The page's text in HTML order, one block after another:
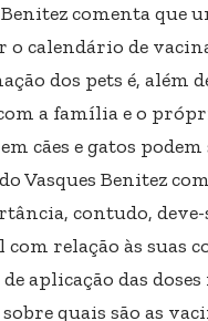
comenta que
o calendário de
dos pets é, além
a família e o
cães e gatos
Vasques Benitez
contudo,
relação às suas
aplicação das doses
quais são as